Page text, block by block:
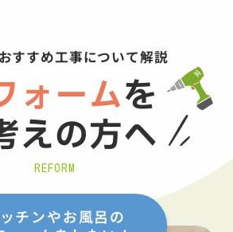
すすめ工事について解説
ォームを
えの方へ
REFORM
チンやお風呂の